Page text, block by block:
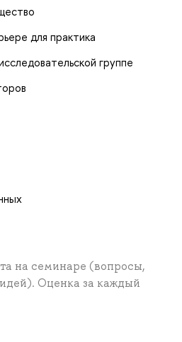
для практика
группе
на семинаре (вопросы,
Оценка за каждый